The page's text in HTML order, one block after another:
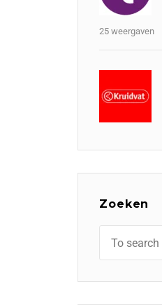
25 weergaven
Zoeken